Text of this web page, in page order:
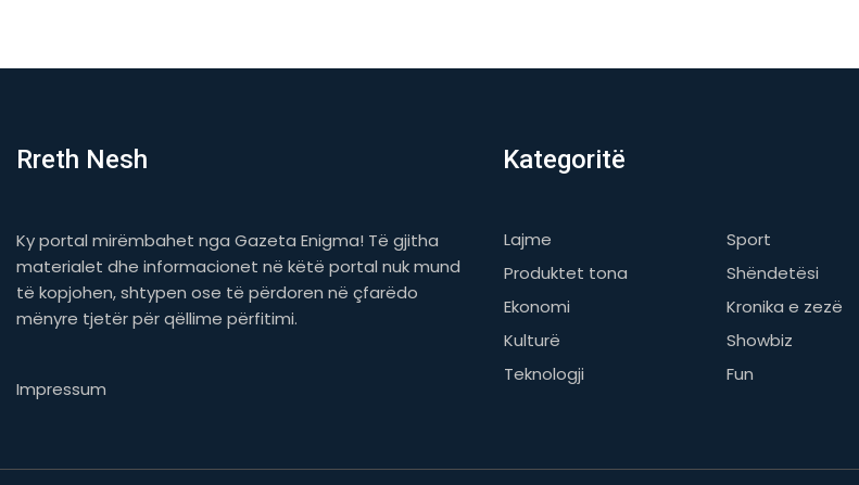
Rreth Nesh
Ky portal mirëmbahet nga Gazeta Enigma! Të gjitha
materialet dhe informacionet në këtë portal nuk mund
të kopjohen, shtypen ose të përdoren në çfarëdo
mënyre tjetër për qëllime përfitimi.
Impressum
Kategoritë
Lajme
Sport
Produktet tona
Shëndetësi
Ekonomi
Kronika e zezë
Kulturë
Showbiz
Teknologji
Fun